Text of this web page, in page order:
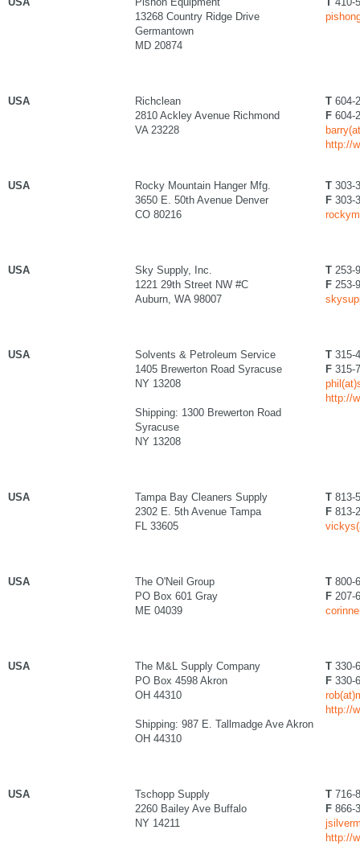
13268 Country Ridge Drive
Germantown
MD 20874
USA
Richclean
2810 Ackley Avenue Richmond
VA 23228
T 604-
F 604-
http://
USA
Rocky Mountain Hanger Mfg.
3650 E. 50th Avenue Denver
CO 80216
T 303-
F 303-
USA
Sky Supply, Inc.
1221 29th Street NW #C
Auburn, WA 98007
T 253-
F 253-
USA
Solvents & Petroleum Service
1405 Brewerton Road Syracuse
NY 13208
Shipping: 1300 Brewerton Road
Syracuse
NY 13208
T 315-
F 315-
http://
USA
Tampa Bay Cleaners Supply
2302 E. 5th Avenue Tampa
FL 33605
T 813-
F 813-
USA
The O'Neil Group
PO Box 601 Gray
ME 04039
T 800-
F 207-
USA
The M&L Supply Company
PO Box 4598 Akron
OH 44310
Shipping: 987 E. Tallmadge Ave Akron
OH 44310
T 330-
F 330-
http://
USA
Tschopp Supply
2260 Bailey Ave Buffalo
NY 14211
T 716-
F 866-
http://